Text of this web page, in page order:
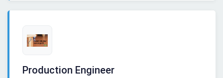
Production Engineer